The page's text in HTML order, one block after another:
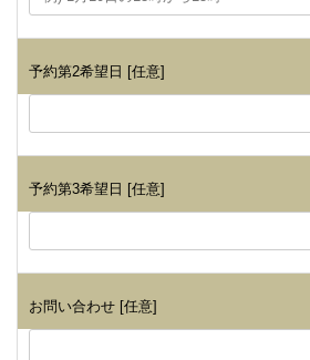
予約第2希望日 [任意]
予約第3希望日 [任意]
お問い合わせ [任意]